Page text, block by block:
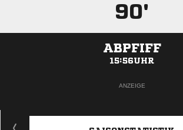
90'
ABPFIFF
15:56UHR
ANZEIGE